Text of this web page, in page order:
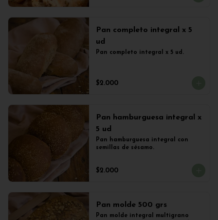
Pan completo integral x 5
ud
Pan completo integral x 5 ud.
$2.000
Pan hamburguesa integral x
5 ud
Pan hamburguesa integral con
semillas de sésamo.
$2.000
Pan molde 500 grs
Pan molde integral multigrano